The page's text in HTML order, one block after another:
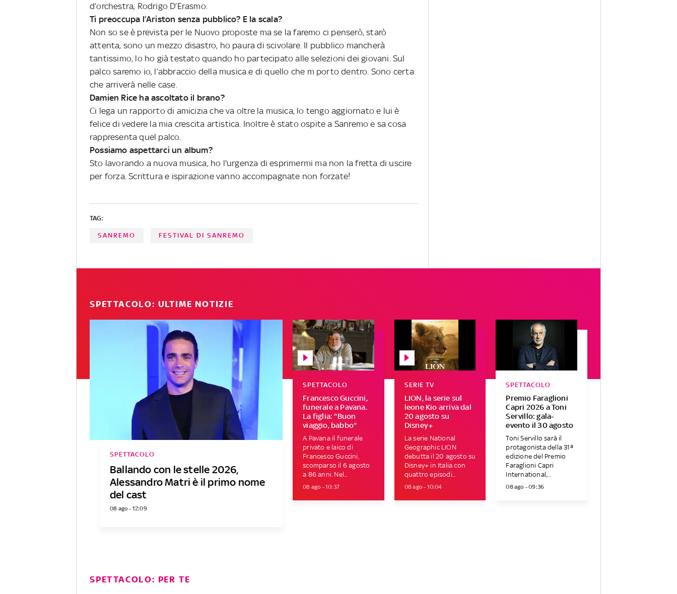
d’orchestra, Rodrigo D’Erasmo.
Ti preoccupa l’Ariston senza pubblico? E la scala?
Non so se è prevista per le Nuovo proposte ma se la faremo ci penserò, starò
attenta, sono un mezzo disastro, ho paura di scivolare. Il pubblico mancherà
tantissimo, lo ho già testato quando ho partecipato alle selezioni dei giovani. Sul
palco saremo io, l’abbraccio della musica e di quello che m porto dentro. Sono certa
che arriverà nelle case.
Damien Rice ha ascoltato il brano?
Ci lega un rapporto di amicizia che va oltre la musica, lo tengo aggiornato e lui è
felice di vedere la mia crescita artistica. Inoltre è stato ospite a Sanremo e sa cosa
rappresenta quel palco.
Possiamo aspettarci un album?
Sto lavorando a nuova musica, ho l'urgenza di esprimermi ma non la fretta di uscire
per forza. Scrittura e ispirazione vanno accompagnate non forzate!
TAG:
SANREMO FESTIVAL DI SANREMO
SPETTACOLO: ULTIME NOTIZIE
Ballando con le stelle 2026,
Alessandro Matri è il primo nome
del cast
SPETTACOLO
08 ago - 12:09
Francesco Guccini,
funerale a Pavana.
La figlia: "Buon
viaggio, babbo"
SPETTACOLO
A Pavana il funerale
privato e laico di
Francesco Guccini,
scomparso il 6 agosto
a 86 anni. Nel...
08 ago - 10:37
LION, la serie sul
leone Kio arriva dal
20 agosto su
Disney+
SERIE TV
La serie National
Geographic LION
debutta il 20 agosto su
Disney+ in Italia con
quattro episodi...
08 ago - 10:04
Premio Faraglioni
Capri 2026 a Toni
Servillo: gala-
evento il 30 agosto
SPETTACOLO
Toni Servillo sarà il
protagonista della 31ª
edizione del Premio
Faraglioni Capri
International,...
08 ago - 09:36
SPETTACOLO: PER TE